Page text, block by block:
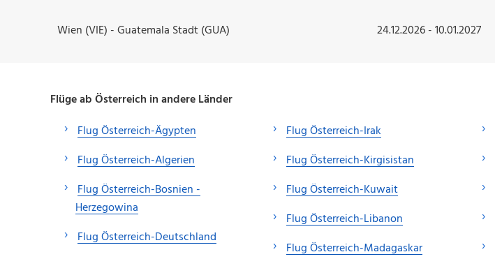
Wien (VIE) - Guatemala Stadt (GUA) 24.12.2026 - 10.01.2027
Flüge ab Österreich in andere Länder
Flug Österreich-Ägypten
Flug Österreich-Algerien
Flug Österreich-Bosnien -
Herzegowina
Flug Österreich-Deutschland
Flug Österreich-Irak
Flug Österreich-Kirgisistan
Flug Österreich-Kuwait
Flug Österreich-Libanon
Flug Österreich-Madagaskar